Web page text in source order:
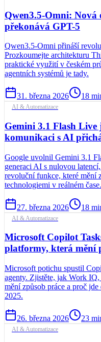
Qwen3.5-Omni:
překonává GPT-5
Qwen3.5-Omni přináší
Prozkoumejte architekturu
praktické využití v českém
agentních systémů je tady.
31. března 2026 18
AI & Automatizace
Gemini 3.1 Flash Live
komunikaci s AI
Google uvolnil Gemini 3.1
generaci AI s nulovou
revoluční funkce, které mění
technologiemi v reálném čase.
27. března 2026 18
AI & Automatizace
Microsoft Copilot
platformy, která mění
Microsoft potichu spustil
agenty. Zjistěte, jak Work
mění způsob práce a proč
2025.
26. března 2026 23
AI & Automatizace